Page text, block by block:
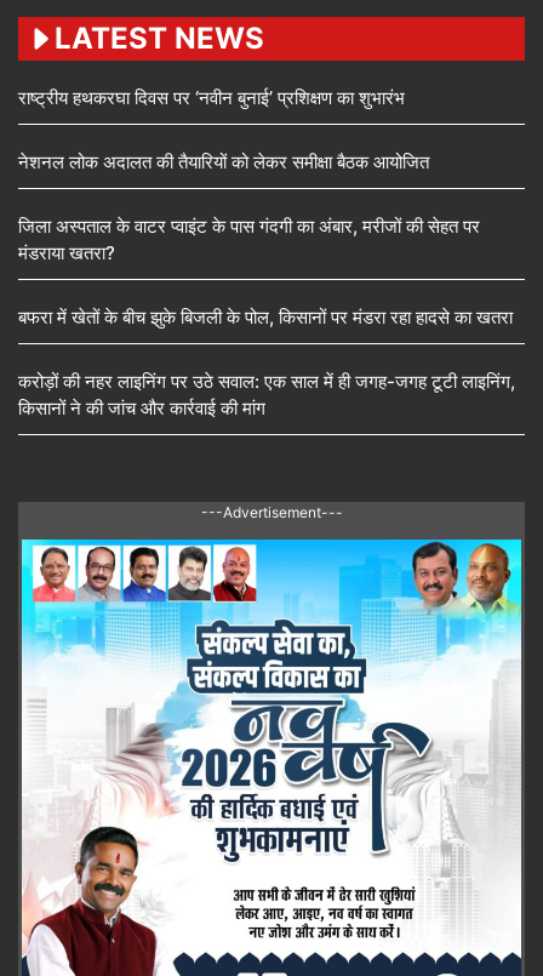
LATEST NEWS
राष्ट्रीय हथकरघा दिवस पर ‘नवीन बुनाई’ प्रशिक्षण का शुभारंभ
नेशनल लोक अदालत की तैयारियों को लेकर समीक्षा बैठक आयोजित
जिला अस्पताल के वाटर प्वाइंट के पास गंदगी का अंबार, मरीजों की सेहत पर
मंडराया खतरा?
बफरा में खेतों के बीच झुके बिजली के पोल, किसानों पर मंडरा रहा हादसे का खतरा
करोड़ों की नहर लाइनिंग पर उठे सवाल: एक साल में ही जगह-जगह टूटी लाइनिंग,
किसानों ने की जांच और कार्रवाई की मांग
---Advertisement---